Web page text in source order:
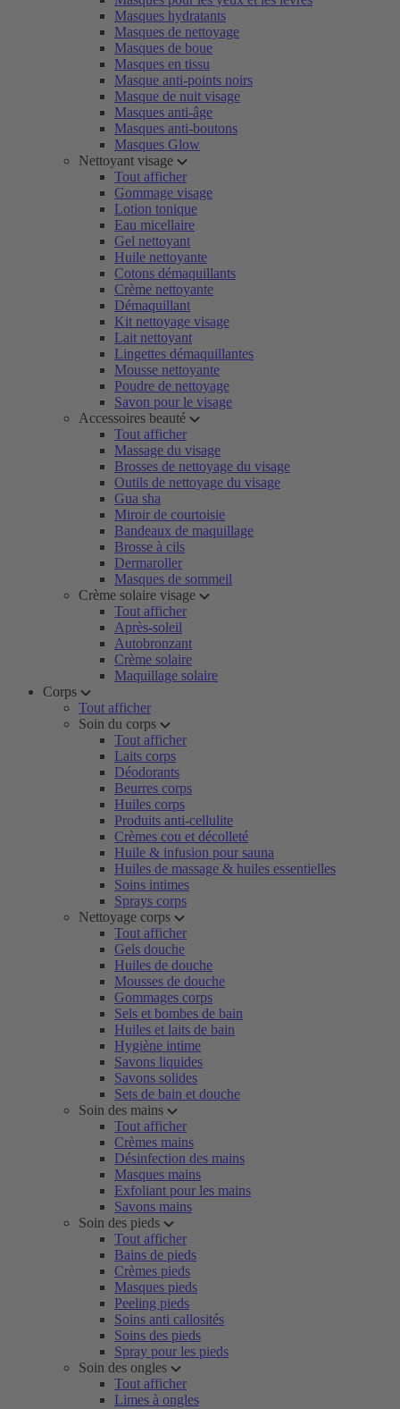
Masques hydratants
Masques de nettoyage
Masques de boue
Masques en tissu
Masque anti-points noirs
Masque de nuit visage
Masques anti-âge
Masques anti-boutons
Masques Glow
Nettoyant visage
Tout afficher
Gommage visage
Lotion tonique
Eau micellaire
Gel nettoyant
Huile nettoyante
Cotons démaquillants
Crème nettoyante
Démaquillant
Kit nettoyage visage
Lait nettoyant
Lingettes démaquillantes
Mousse nettoyante
Poudre de nettoyage
Savon pour le visage
Accessoires beauté
Tout afficher
Massage du visage
Brosses de nettoyage du visage
Outils de nettoyage du visage
Gua sha
Miroir de courtoisie
Bandeaux de maquillage
Brosse à cils
Dermaroller
Masques de sommeil
Crème solaire visage
Tout afficher
Après-soleil
Autobronzant
Crème solaire
Maquillage solaire
Corps
Tout afficher
Soin du corps
Tout afficher
Laits corps
Déodorants
Beurres corps
Huiles corps
Produits anti-cellulite
Crèmes cou et décolleté
Huile & infusion pour sauna
Huiles de massage & huiles essentielles
Soins intimes
Sprays corps
Nettoyage corps
Tout afficher
Gels douche
Huiles de douche
Mousses de douche
Gommages corps
Sels et bombes de bain
Huiles et laits de bain
Hygiène intime
Savons liquides
Savons solides
Sets de bain et douche
Soin des mains
Tout afficher
Crèmes mains
Désinfection des mains
Masques mains
Exfoliant pour les mains
Savons mains
Soin des pieds
Tout afficher
Bains de pieds
Crèmes pieds
Masques pieds
Peeling pieds
Soins anti callosités
Soins des pieds
Spray pour les pieds
Soin des ongles
Tout afficher
Limes à ongles